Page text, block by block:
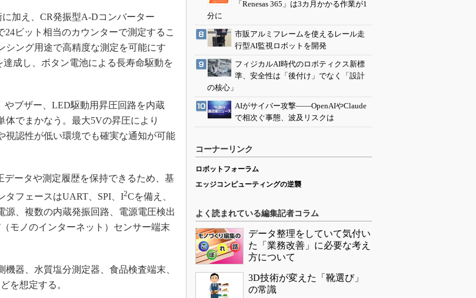
海外生産
グローバル設計・開発
制御セキュリティ
加え、CR発振型A-Dコンバーター
24ビット相当のカウンターで測定するこ
シング用途で高精度な測定を可能にす
成し、ボタン電池による長寿命駆動を
ブザー、LED駆動用昇圧回路を内蔵
体でまかなう。最大5Vの昇圧により
認性が低い環境でも確実な通知が可能
ータや測定履歴を保持できるため、基
タフェースはUART、SPI、I2Cを備え、
源、複数の内蔵発振回路、電源電圧検出
モノのインターネット）センサー端末
器、水質塩分測定器、食品検査端末、
を想定する。
「Renesas 365」は3カ月かかる作業が1
分に
市販アルミフレームを使えるレール走
行型AI監視ロボットを開発
フィジカルAI時代のロボティクス新標
準、安全性は「後付け」でなく「設計
の核心」
AIがサイバー攻撃――OpenAIやClaude
で相次ぐ事態、波及リスクは
コーナーリンク
ロボットフォーラム
エッジコンピューティングの逆襲
よく読まれている編集記者コラム
データ整理をしていて気付い
た「業務改善」に必要な考え
方について
3D技術が変えた「靴選び」
の常識